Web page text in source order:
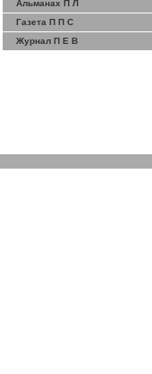
Альманах П Л
Газета П П С
Журнал П Е В